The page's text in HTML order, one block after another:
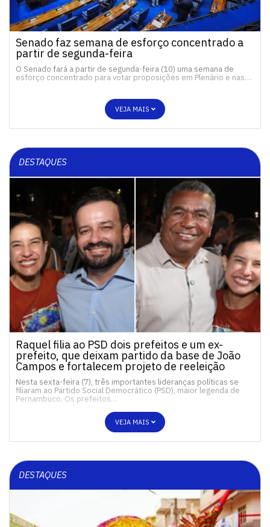
Senado faz semana de esforço concentrado a
partir de segunda-feira
O Senado fará a partir de segunda-feira (10) uma semana de
esforço concentrado para votar proposições em Plenário e nas…
VEJA MAIS
DESTAQUES
Raquel filia ao PSD dois prefeitos e um ex-
prefeito, que deixam partido da base de João
Campos e fortalecem projeto de reeleição
Nesta sexta-feira (7), três importantes lideranças políticas se
filiaram ao Partido Social Democrático (PSD), maior legenda de
Pernambuco. Os prefeitos…
VEJA MAIS
DESTAQUES